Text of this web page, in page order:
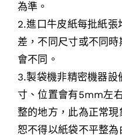
為準。
2.進口牛皮紙每批紙張
差，不同尺寸或不同
會不同。
3.製袋機非精密機器設
寸、位置會有5mm左
整的地方，此為正常現
恕不得以紙袋不平整為